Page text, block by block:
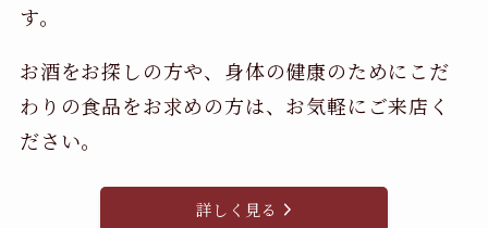
す。
お酒をお探しの方や、身体の健康のためにこだ
わりの食品をお求めの方は、お気軽にご来店く
ださい。
詳しく見る